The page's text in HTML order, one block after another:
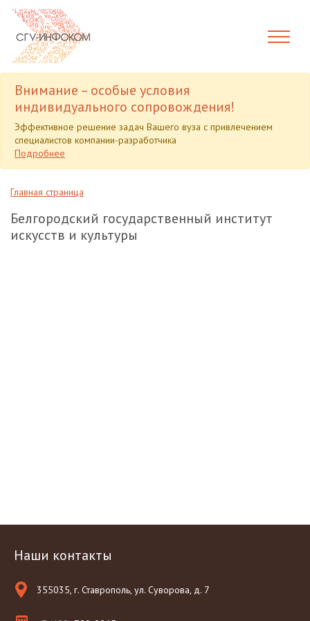
Внимание – особые условия
индивидуального сопровождения!
Эффективное решение задач Вашего вуза с привлечением
специалистов компании-разработчика
Подробнее
Главная страница
Белгородский государственный институт
искусств и культуры
Наши контакты
355035, г. Ставрополь, ул. Суворова, д. 7